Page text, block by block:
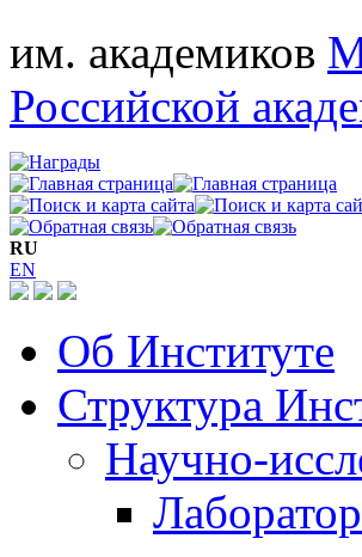
им. академиков
Российской
RU
EN
Об Институте
Структура
Научно-